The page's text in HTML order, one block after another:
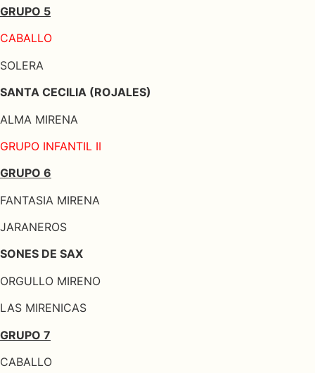
GRUPO 5
CABALLO
SOLERA
SANTA CECILIA (ROJALES)
ALMA MIRENA
GRUPO INFANTIL II
GRUPO 6
FANTASIA MIRENA
JARANEROS
SONES DE SAX
ORGULLO MIRENO
LAS MIRENICAS
GRUPO 7
CABALLO